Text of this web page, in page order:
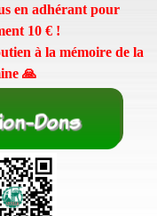
en adhérant pour
10 € !
à la mémoire de la
🙏